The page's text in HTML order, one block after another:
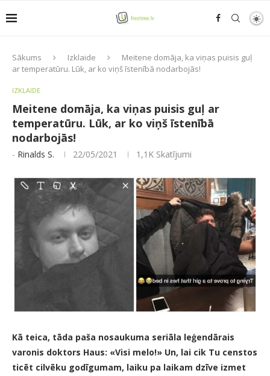
Sākums Izklaide
Meitene domāja, ka viņas puisis guļ
ar temperatūru. Lūk, ar ko viņš īstenībā nodarbojās!
IZKLAIDE
Meitene domāja, ka viņas puisis guļ ar
temperatūru. Lūk, ar ko viņš īstenībā
nodarbojās!
- Rinalds S. 22/05/2021 1,1K Skatījumi
Kā teica, tāda paša nosaukuma seriāla leģendārais
varonis doktors Haus: «Visi melo!» Un, lai cik Tu censtos
ticēt cilvēku godīgumam, laiku pa laikam dzīve izmet